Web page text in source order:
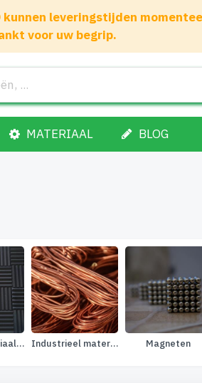
leveringstijden
voor uw begrip.
MATERIAAL BLOG
Isolatiemateriaal en akoestische schuimen Industrieel materiaal Magneten